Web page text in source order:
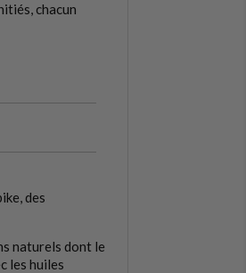
chacun
des
naturels dont le
les huiles